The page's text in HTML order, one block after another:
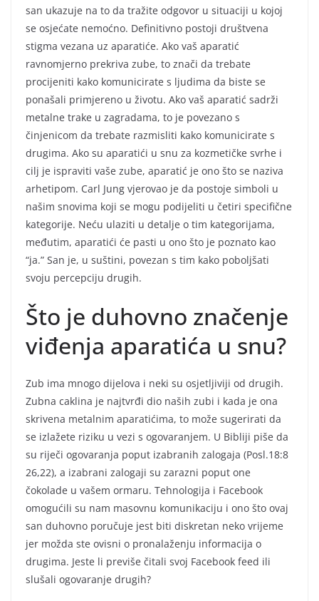
san ukazuje na to da tražite odgovor u situaciji u kojoj
se osjećate nemoćno. Definitivno postoji društvena
stigma vezana uz aparatiće. Ako vaš aparatić
ravnomjerno prekriva zube, to znači da trebate
procijeniti kako komunicirate s ljudima da biste se
ponašali primjereno u životu. Ako vaš aparatić sadrži
metalne trake u zagradama, to je povezano s
činjenicom da trebate razmisliti kako komunicirate s
drugima. Ako su aparatići u snu za kozmetičke svrhe i
cilj je ispraviti vaše zube, aparatić je ono što se naziva
arhetipom. Carl Jung vjerovao je da postoje simboli u
našim snovima koji se mogu podijeliti u četiri specifične
kategorije. Neću ulaziti u detalje o tim kategorijama,
međutim, aparatići će pasti u ono što je poznato kao
“ja.” San je, u suštini, povezan s tim kako poboljšati
svoju percepciju drugih.
Što je duhovno značenje
viđenja aparatića u snu?
Zub ima mnogo dijelova i neki su osjetljiviji od drugih.
Zubna caklina je najtvrđi dio naših zubi i kada je ona
skrivena metalnim aparatićima, to može sugerirati da
se izlažete riziku u vezi s ogovaranjem. U Bibliji piše da
su riječi ogovaranja poput izabranih zalogaja (Posl.18:8
26,22), a izabrani zalogaji su zarazni poput one
čokolade u vašem ormaru. Tehnologija i Facebook
omogućili su nam masovnu komunikaciju i ono što ovaj
san duhovno poručuje jest biti diskretan neko vrijeme
jer možda ste ovisni o pronalaženju informacija o
drugima. Jeste li previše čitali svoj Facebook feed ili
slušali ogovaranje drugih?